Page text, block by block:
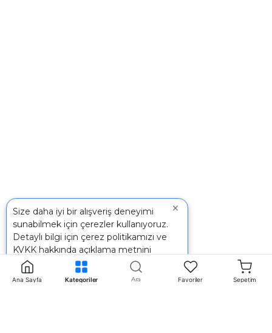
×
Size daha iyi bir alışveriş deneyimi
sunabilmek için çerezler kullanıyoruz.
Detaylı bilgi için çerez politikamızı ve
KVKK hakkında açıklama metnini
inceleyebilirsiniz.
Ana Sayfa Kategoriler Ara Favoriler Sepetim